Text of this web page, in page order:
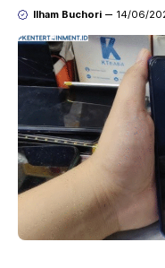
Ilham Buchori 14/06/